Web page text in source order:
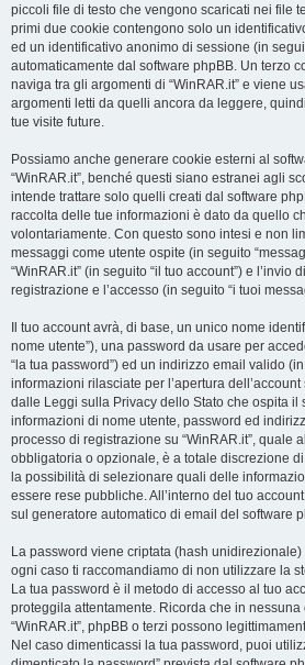
piccoli file di testo che vengono scaricati nei file
primi due cookie contengono solo un
ed un identificativo anonimo di sessione (in
automaticamente dal software phpBB. Un terzo
naviga tra gli argomenti di “WinRAR.it” e viene
argomenti letti da quelli ancora da leggere,
tue visite future.
Possiamo anche generare cookie esterni al
“WinRAR.it”, benché questi siano estranei agli
intende trattare solo quelli creati dal software
raccolta delle tue informazioni è dato da quello
volontariamente. Con questo sono intesi e non
messaggi come utente ospite (in seguito
“WinRAR.it” (in seguito “il tuo account”) e l’invio
registrazione e l’accesso (in seguito “i tuoi
Il tuo account avrà, di base, un unico nome
nome utente”), una password da usare per
“la tua password”) ed un indirizzo email valido
informazioni rilasciate per l’apertura dell’account
dalle Leggi sulla Privacy dello Stato che ospita il
informazioni di nome utente, password ed
processo di registrazione su “WinRAR.it”, quale
obbligatoria o opzionale, è a totale discrezione di
la possibilità di selezionare quali delle
essere rese pubbliche. All’interno del tuo
sul generatore automatico di email del software
La password viene criptata (hash
ogni caso ti raccomandiamo di non utilizzare la
La tua password è il metodo di accesso al tuo
proteggila attentamente. Ricorda che in nessuna
“WinRAR.it”, phpBB o terzi possono
Nel caso dimenticassi la tua password, puoi